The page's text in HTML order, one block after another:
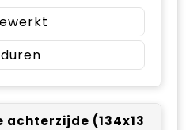
achterzijde